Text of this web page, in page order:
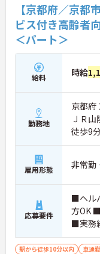
【京都府／京
ビス付き高齢者
＜パート＞
給料 時給
勤務地
京都府
ＪＲ
徒歩9
雇用形態 非常勤
応募要件
■ヘル
方OK
■実務
迎
駅から徒歩10分以内 車通